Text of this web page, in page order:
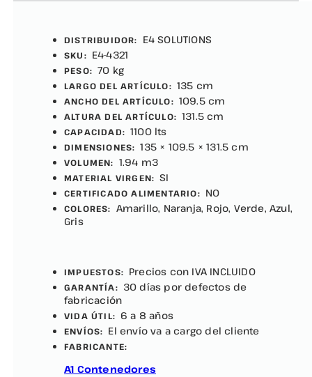
DISTRIBUIDOR: E4 SOLUTIONS
SKU: E4-4321
PESO: 70 kg
LARGO DEL ARTÍCULO: 135 cm
ANCHO DEL ARTÍCULO: 109.5 cm
ALTURA DEL ARTÍCULO: 131.5 cm
CAPACIDAD: 1100 lts
DIMENSIONES: 135 × 109.5 × 131.5 cm
VOLUMEN: 1.94 m3
MATERIAL VIRGEN: SI
CERTIFICADO ALIMENTARIO: NO
COLORES: Amarillo, Naranja, Rojo, Verde, Azul,
Gris
IMPUESTOS: Precios con IVA INCLUIDO
GARANTÍA: 30 días por defectos de
fabricación
VIDA ÚTIL: 6 a 8 años
ENVÍOS: El envío va a cargo del cliente
FABRICANTE:
A1 Contenedores